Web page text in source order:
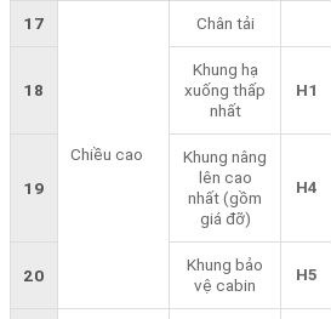
17
Chiều cao
Chân tải
18
Khung hạ
xuống thấp
nhất
H1
19
Khung nâng
lên cao
nhất (gồm
giá đỡ)
H4
20
Khung bảo
vệ cabin
H5